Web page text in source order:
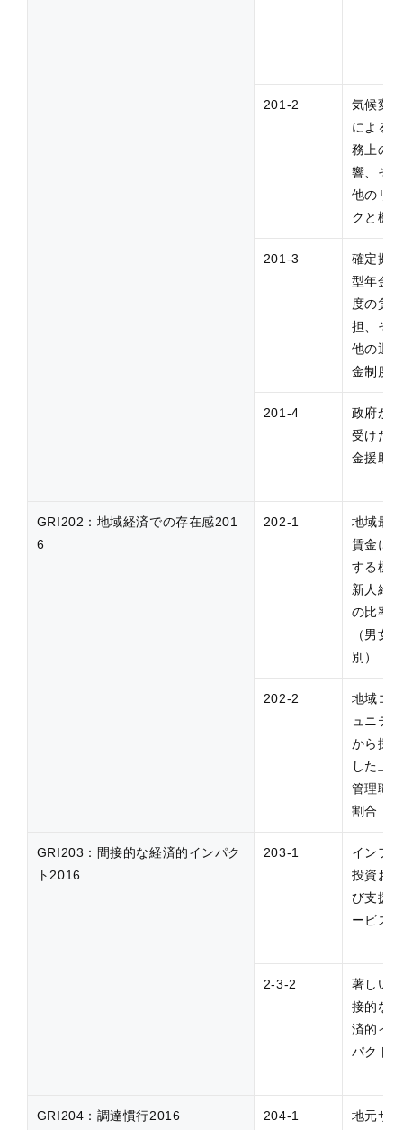
201-2
気候変
による
務上の
響、そ
他のリ
クと機
201-3
確定拠
型年金
度の負
担、そ
他の退
金制度
201-4
政府か
受けた
金援助
GRI202：地域経済での存在感201
6
202-1
地域最
賃金に
する標
新人給
の比率
（男女
別）
202-2
地域コ
ュニテ
から採
した上
管理職
割合
GRI203：間接的な経済的インパク
ト2016
203-1
インフ
投資お
び支援
ービス
2-3-2
著しい
接的な
済的イ
パクト
GRI204：調達慣行2016 204-1
地元サ